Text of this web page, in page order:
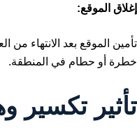
إغلاق الموقع:
تأمين الموقع بعد الانتهاء
خطرة أو حطام في المنطقة.
تأثير تكسير